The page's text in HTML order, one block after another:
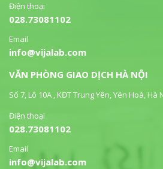
Điện thoại
028.73081102
Email
info@vijalab.com
VĂN PHÒNG GIAO DỊCH HÀ NỘI
Số 7, Lô 10A , KĐT Trung Yên, Yên Hoà, Hà
Điện thoại
028.73081102
Email
info@vijalab.com